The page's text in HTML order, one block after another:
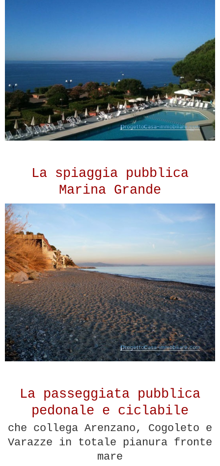
La spiaggia pubblica
Marina Grande
La passeggiata pubblica
pedonale e ciclabile
che collega Arenzano, Cogoleto e
Varazze in totale pianura fronte
mare